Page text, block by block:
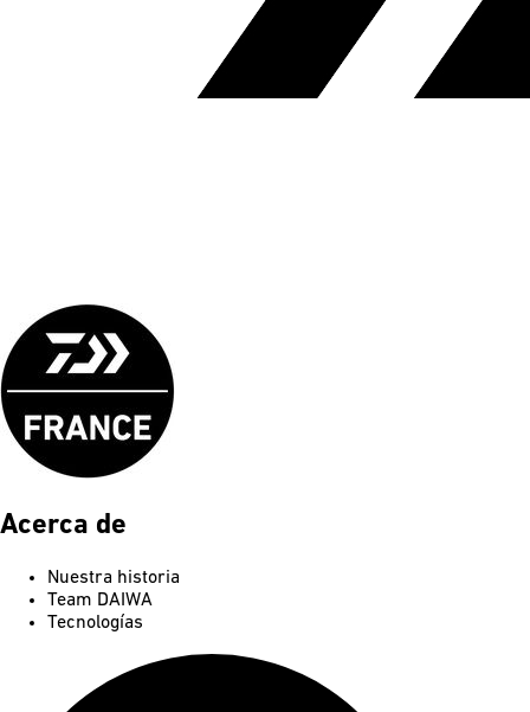
Acerca de
Nuestra historia
Team DAIWA
Tecnologías